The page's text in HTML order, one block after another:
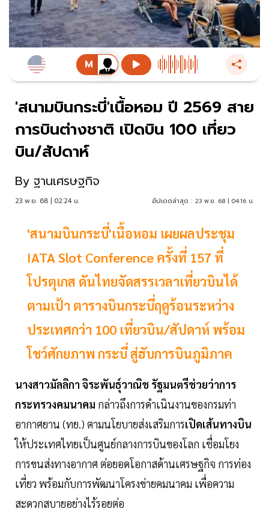
'สนามบินกระบี่'เนื้อหอม ปี 2569 สาย
การบินต่างชาติ เปิดบิน 100 เที่ยว
บิน/สัปดาห์
By ฐานเศรษฐกิจ
23 พ.ย. 68 | 02:24 น. อัปเดตล่าสุด : 23 พ.ย. 68 | 04:16 น.
'สนามบินกระบี่'เนื้อหอม เผยผลประชุม
IATA Slot Conference ครั้งที่ 157 ที่
โปรตุเกส ดันไทยจัดสรรเวลาเที่ยวบินได้
ตามเป้า ตารางบินกระบี่ฤดูร้อนระหว่าง
ประเทศกว่า 100 เที่ยวบิน/สัปดาห์ พร้อม
โชว์ศักยภาพ กระบี่ สู่ฮับการบินภูมิภาค
นางสาวมัลลิกา จิระพันธุ์วาณิช รัฐมนตรีช่วยว่าการ
กระทรวงคมนาคม กล่าวถึงการดำเนินงานของกรมท่า
อากาศยาน (ทย.) ตามนโยบายส่งเสริมการเปิดเส้นทางบิน
ให้ประเทศไทยเป็นศูนย์กลางการบินของโลก เชื่อมโยง
การขนส่งทางอากาศ ต่อยอดโอกาสด้านเศรษฐกิจ การท่อง
เที่ยว พร้อมกับการพัฒนาโครงข่ายคมนาคม เพื่อความ
สะดวกสบายอย่างไร้รอยต่อ